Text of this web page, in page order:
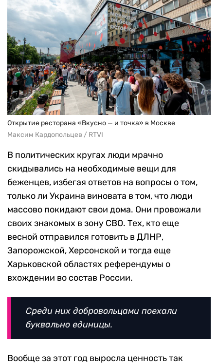
Открытие ресторана «Вкусно — и точка» в Москве
Максим Кардопольцев / RTVI
В политических кругах люди мрачно
скидывались на необходимые вещи для
беженцев, избегая ответов на вопросы о том,
только ли Украина виновата в том, что люди
массово покидают свои дома. Они провожали
своих знакомых в зону СВО. Тех, кто еще
весной отправился готовить в ДЛНР,
Запорожской, Херсонской и тогда еще
Харьковской областях референдумы о
вхождении во состав России.
Среди них добровольцами поехали
буквально единицы.
Вообще за этот год выросла ценность так